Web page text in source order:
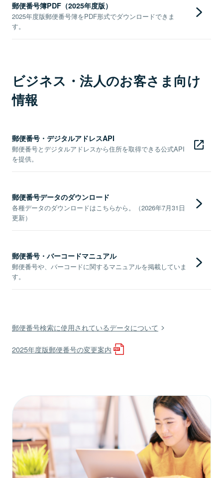
郵便番号簿PDF（2025年度版）
2025年度版郵便番号簿をPDF形式でダウンロードできま
す。
ビジネス・法人のお客さま向け
情報
郵便番号・デジタルアドレスAPI
郵便番号とデジタルアドレスから住所を取得できる公式API
を提供。
郵便番号データのダウンロード
各種データのダウンロードはこちらから。（2026年7月31日
更新）
郵便番号・バーコードマニュアル
郵便番号や、バーコードに関するマニュアルを掲載していま
す。
郵便番号検索に使用されているデータについて
2025年度版郵便番号の変更案内